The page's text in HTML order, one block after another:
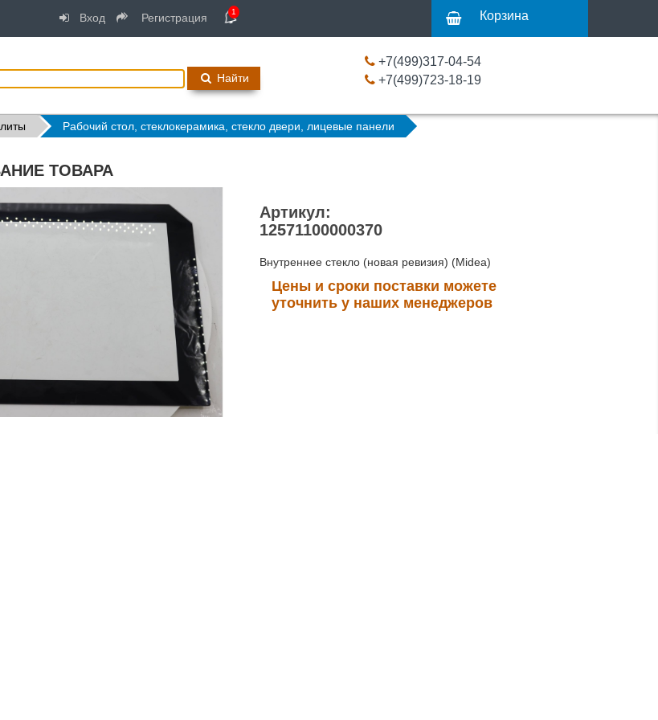
Вход Регистрация 1 Корзина
Найти
+7(499)317-04-54
+7(499)723-18-19
Рабочий стол, стеклокерамика, стекло двери, лицевые панели
ТОВАРА
Артикул:
12571100000370
Внутреннее стекло (новая ревизия) (Midea)
Цены и сроки поставки можете
уточнить у наших менеджеров